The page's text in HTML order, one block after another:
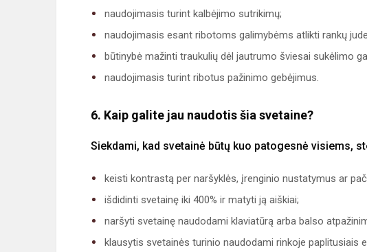
naudojimasis turint kalbėjimo sutrikimų;
naudojimasis esant ribotoms galimybėms atlikti rankų
būtinybė mažinti traukulių dėl jautrumo šviesai sukėlimo
naudojimasis turint ribotus pažinimo gebėjimus.
6. Kaip galite jau naudotis šia svetaine?
Siekdami, kad svetainė būtų kuo patogesnė visiems,
keisti kontrastą per naršyklės, įrenginio nustatymus ar
išdidinti svetainę iki 400% ir matyti ją aiškiai;
naršyti svetainę naudodami klaviatūrą arba balso
klausytis svetainės turinio naudodami rinkoje paplitusiais